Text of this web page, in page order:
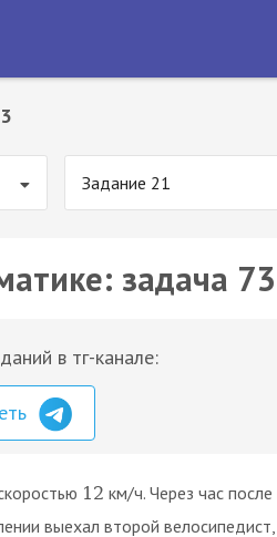
Задание 21
задача 73
в тг-канале:
12 км/ч. Через час после
выехал второй